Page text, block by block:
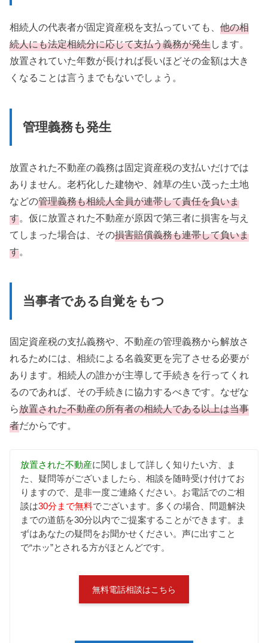
相続人の代表者が固定資産税を支払っていても、他の相
続人にも法定相続分に応じて支払う義務が発生します。
放置されていた年数が長ければ長いほどその金額は大き
くなることは言うまでもないでしょう。
管理義務も発生
放置された不動産の義務は固定資産税の支払いだけでは
ありません。老朽化した建物や、雑草の生い茂った土地
などの管理義務も相続人全員が連帯して責任を負いま
す。仮に放置された不動産が原因で第三者に損害を与え
てしまった場合は、その損害賠償義務も連帯して負いま
す。
当事者である自覚をもつ
固定資産税の支払義務や、不動産の管理義務から解放さ
れるためには、相続による名義変更を完了させる必要が
あります。相続人の誰かが主導して手続きを行ってくれ
るのであれば、その手続きに協力するべきです。なぜな
ら放置された不動産の所有者の相続人である以上は当事
者だからです。
放置された不動産に関しまして詳しく知りたい方、ま
た、疑問等がございましたら、相談を随時受け付けてお
りますので、是非一度ご連絡ください。お電話でのご相
談は30分まで無料でございます。多くの場合、問題解決
までの道筋を30分以内でご提案することができます。ま
ずはあなたの疑問をお聞かせください。声に出すこと
で“ホッ”とされる方がほとんどです。
無料電話相談はこちら